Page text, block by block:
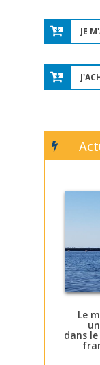
JE
Le
dans